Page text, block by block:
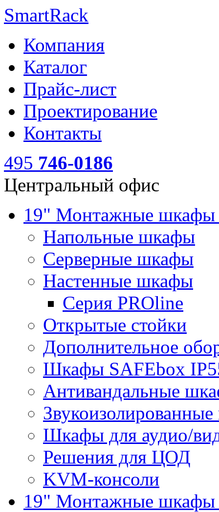
SmartRack
Компания
Каталог
Прайс-лист
Проектирование
Контакты
495 746-0186
Центральный офис
19" Монтажные
Напольные шкафы
Серверные шкафы
Настенные шкафы
Серия PROline
Открытые стойки
Дополнительное
Шкафы SAFEbox
Антивандальные
Шкафы для аудио/
Решения для ЦОД
KVM-консоли
19" Монтажные шкафы